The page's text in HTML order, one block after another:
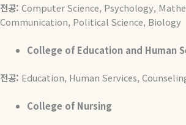
전공: Computer Science, Psychology,
Communication, Political Science, Biology
College of Education and Human
전공: Education, Human Services,
College of Nursing